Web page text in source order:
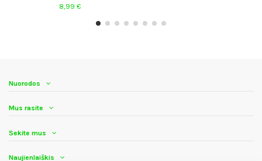
8,99 €
Nuorodos
Mus rasite
Sekite mus
Naujienlaiškis